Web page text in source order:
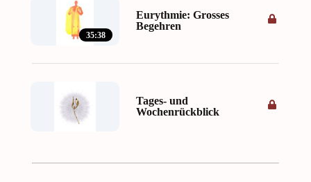
35:38
Eurythmie: Grosses
Begehren
Tages- und
Wochenrückblick